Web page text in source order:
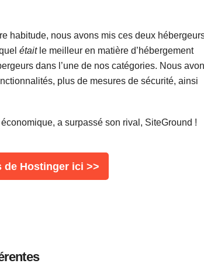
habitude, nous avons mis ces deux
étaitle meilleur en matière d’hébergement
dans l’une de nos catégories. Nous
plus de mesures de sécurité, ainsi
a surpassé son rival, SiteGround !
de Hostinger ici >>